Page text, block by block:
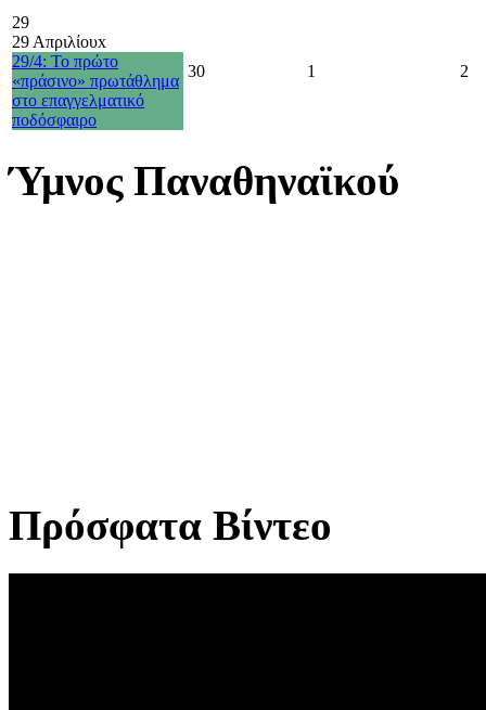
29
29 Απριλίουx
29/4: Το πρώτο
«πράσινο» πρωτάθλημα
στο επαγγελματικό
ποδόσφαιρο
30 1 2
Ύμνος Παναθηναϊκού
Πρόσφατα Βίντεο